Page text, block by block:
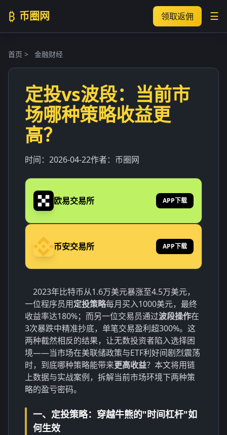
₿ 币圈网 领取返佣 ☰
首页 > 金融财经
定投vs波段：当前市
场哪种策略收益更
高？
时间： 2026-04-22作者： 币圈网
欧易交易所 APP下载
币安交易所 APP下载
2023年比特币从1.6万美元暴涨至4.5万美元，
一位程序员用定投策略每月买入1000美元，最终
收益率达180%；而另一位交易员通过波段操作在
3次暴跌中精准抄底，单笔交易盈利超300%。这
两种截然相反的结果，让无数投资者陷入选择困
境——当市场在美联储政策与ETF利好间剧烈震荡
时，到底哪种策略能带来更高收益？本文将用链
上数据与实战案例，拆解当前市场环境下两种策
略的盈亏密码。
一、定投策略：穿越牛熊的"时间杠杆"如
何生效